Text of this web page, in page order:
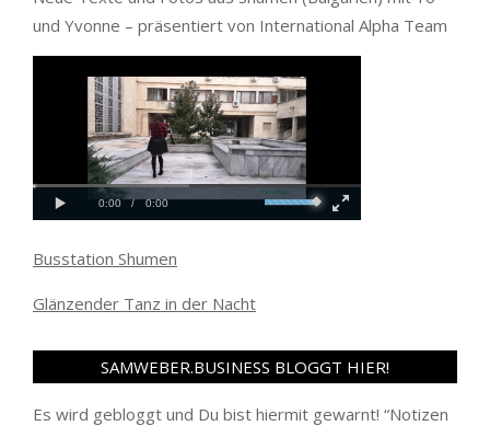
und Yvonne – präsentiert von International Alpha Team
Busstation Shumen
Glänzender Tanz in der Nacht
SAMWEBER.BUSINESS BLOGGT HIER!
Es wird gebloggt und Du bist hiermit gewarnt! “Notizen